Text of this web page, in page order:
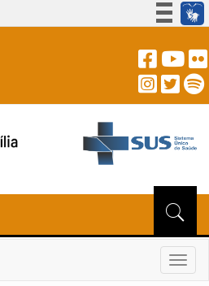
Acesso à informação
Canais